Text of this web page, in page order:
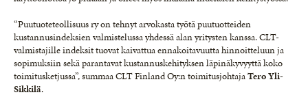
“Puutuoteteollisuus ry on tehnyt arvokasta työtä puutuotteiden
kustannusindeksien valmistelussa yhdessä alan yritysten kanssa. CLT-
valmistajille indeksit tuovat kaivattua ennakoitavuutta hinnoitteluun ja
sopimuksiin sekä parantavat kustannuskehityksen läpinäkyvyyttä koko
toimitusketjussa”, summaa CLT Finland Oy:n toimitusjohtajaTero Yli-
Sikkilä.